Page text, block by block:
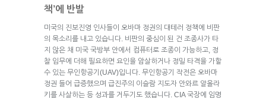
책’에 반발
미국의 진보진영 인사들이 오바마 정권의 대테러 정책에 비판
의 목소리를 내고 있습니다. 비판의 중심이 된 건 조종사가 타
지 않은 채 미국 국방부 안에서 컴퓨터로 조종이 가능하고, 정
찰 임무에 더해 필요하면 요인을 암살하거나 정밀 타격을 가할
수 있는 무인항공기(UAV)입니다. 무인항공기 작전은 오바마
정권 들어 급증했으며 급진주의 이슬람 지도자 안와르 알올라
키를 사살하는 등 성과를 거두기도 했습니다. CIA 국장에 임명